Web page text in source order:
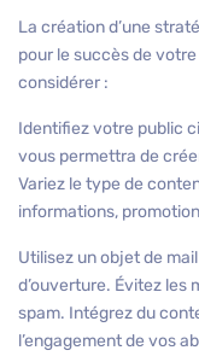
La création d’une
pour le succès de
considérer :
Identifiez votre public
vous permettra de
Variez le type de
informations,
Utilisez un objet de
d’ouverture. Évitez les
spam. Intégrez du
l’engagement de vos